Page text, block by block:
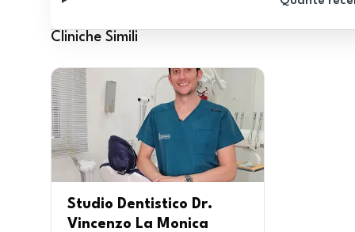
Cliniche Simili
Studio Dentistico Dr.
Vincenzo La Monica